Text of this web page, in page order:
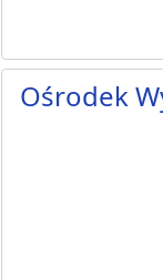
Ośrodek